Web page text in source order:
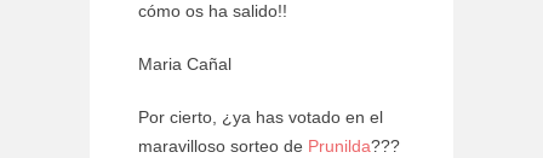
cómo os ha salido!!
Maria Cañal
Por cierto, ¿ya has votado en el
maravilloso sorteo de Prunilda???